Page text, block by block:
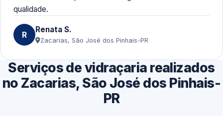
qualidade.
R Renata S.
Zacarias, São José dos Pinhais-PR
Serviços de vidraçaria realizados
no Zacarias, São José dos Pinhais-
PR